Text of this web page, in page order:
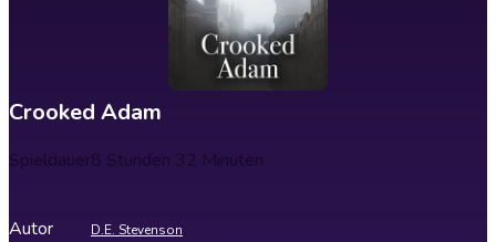
Crooked Adam
Spieldauer8 Stunden 32 Minuten
Autor D.E. Stevenson